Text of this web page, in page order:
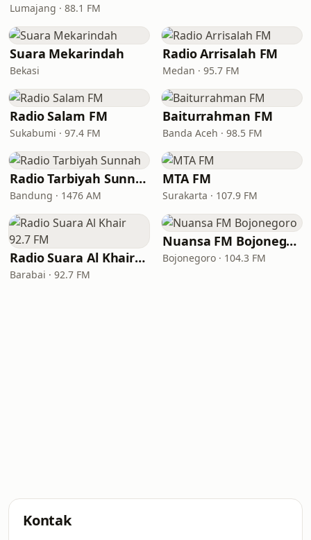
Lumajang · 88.1 FM
Suara Mekarindah
Bekasi
Radio Arrisalah FM
Medan · 95.7 FM
Radio Salam FM
Sukabumi · 97.4 FM
Baiturrahman FM
Banda Aceh · 98.5 FM
Radio Tarbiyah Sunnah
Bandung · 1476 AM
MTA FM
Surakarta · 107.9 FM
Radio Suara Al Khair 92.7 FM
Barabai · 92.7 FM
Nuansa FM Bojonegoro
Bojonegoro · 104.3 FM
Kontak